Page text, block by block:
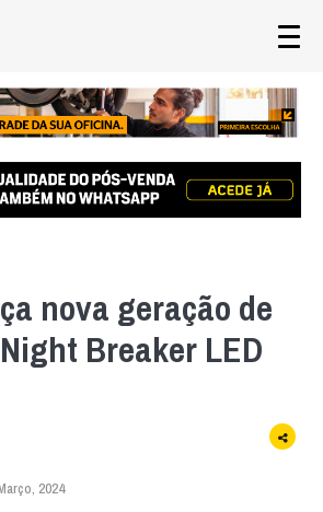
nova geração de
Breaker LED
2024